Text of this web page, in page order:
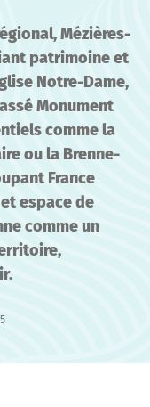
Mézières-
patrimoine et
Notre-Dame,
Monument
comme la
ou la Brenne-
France
espace de
comme un